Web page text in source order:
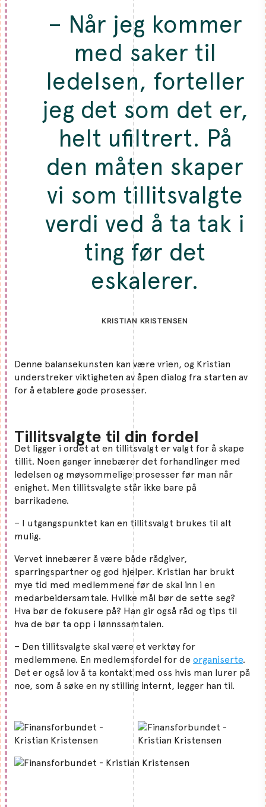
– Når jeg kommer
med saker til
ledelsen, forteller
jeg det som det er,
helt ufiltrert. På
den måten skaper
vi som tillitsvalgte
verdi ved å ta tak i
ting før det
eskalerer.
KRISTIAN KRISTENSEN
Denne balansekunsten kan være vrien, og Kristian
understreker viktigheten av åpen dialog fra starten av
for å etablere gode prosesser.
Tillitsvalgte til din fordel
Det ligger i ordet at en tillitsvalgt er valgt for å skape
tillit. Noen ganger innebærer det forhandlinger med
ledelsen og møysommelige prosesser før man når
enighet. Men tillitsvalgte står ikke bare på
barrikadene.
– I utgangspunktet kan en tillitsvalgt brukes til alt
mulig.
Vervet innebærer å være både rådgiver,
sparringspartner og god hjelper. Kristian har brukt
mye tid med medlemmene før de skal inn i en
medarbeidersamtale. Hvilke mål bør de sette seg?
Hva bør de fokusere på? Han gir også råd og tips til
hva de bør ta opp i lønnssamtalen.
– Den tillitsvalgte skal være et verktøy for
medlemmene. En medlemsfordel for de organiserte.
Det er også lov å ta kontakt med oss hvis man lurer på
noe, som å søke en ny stilling internt, legger han til.